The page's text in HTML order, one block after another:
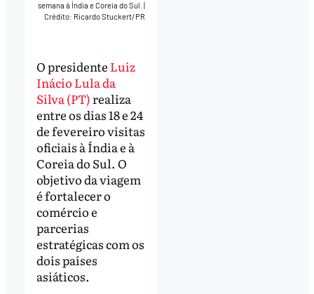
semana à Índia e Coreia do Sul.|
Crédito: Ricardo Stuckert/PR
O presidente Luiz
Inácio Lula da
Silva (PT) realiza
entre os dias 18 e 24
de fevereiro visitas
oficiais à Índia e à
Coreia do Sul. O
objetivo da viagem
é fortalecer o
comércio e
parcerias
estratégicas com os
dois países
asiáticos.